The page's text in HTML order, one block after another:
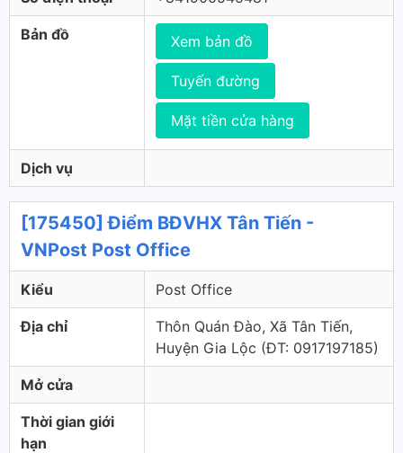
Bản đồ Xem bản đồ
Tuyến đường
Mặt tiền cửa hàng
Dịch vụ
[175450] Điểm BĐVHX Tân Tiến -
VNPost Post Office
Kiểu Post Office
Địa chỉ
Thôn Quán Đào, Xã Tân Tiến,
Huyện Gia Lộc (ÐT: 0917197185)
Mở cửa
Thời gian giới
hạn